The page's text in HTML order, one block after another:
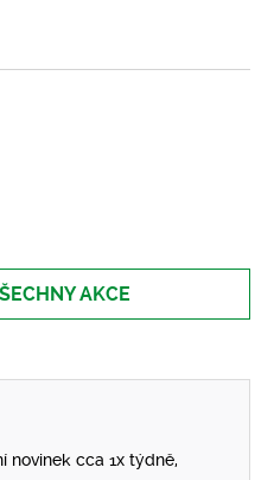
AKCE
novinek cca 1x týdně,